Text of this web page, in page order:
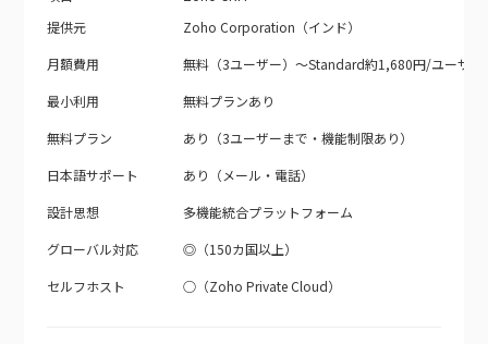
提供元
Zoho Corporation（インド）
月額費用
無料（3ユーザー）〜Standard約1,680円/ユーザー
最小利用
無料プランあり
無料プラン
あり（3ユーザーまで・機能制限あり）
日本語サポート
あり（メール・電話）
設計思想
多機能統合プラットフォーム
グローバル対応
◎（150カ国以上）
セルフホスト
○（Zoho Private Cloud）